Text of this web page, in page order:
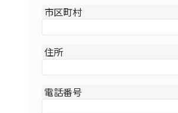
市区町村
住所
電話番号